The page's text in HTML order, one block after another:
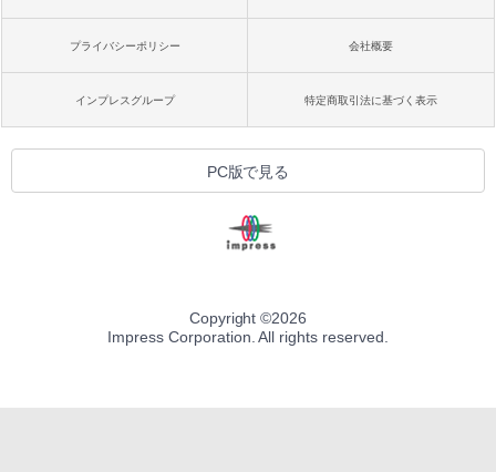
プライバシーポリシー 会社概要
インプレスグループ 特定商取引法に基づく表示
PC版で見る
Copyright ©2026
Impress Corporation. All rights reserved.